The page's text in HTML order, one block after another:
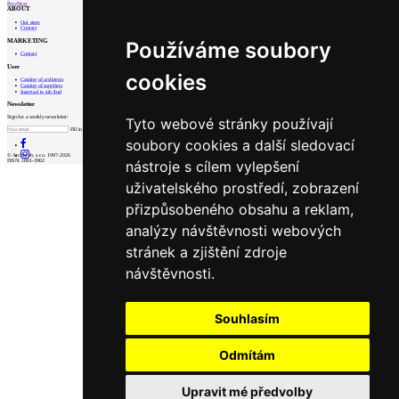
Používáme soubory
cookies
Tyto webové stránky používají
soubory cookies a další sledovací
nástroje s cílem vylepšení
uživatelského prostředí, zobrazení
přizpůsobeného obsahu a reklam,
analýzy návštěvnosti webových
stránek a zjištění zdroje
návštěvnosti.
Souhlasím
Odmítám
Upravit mé předvolby
PrevNext
ABOUT
Our store
Contact
MARKETING
Contact
User
Catalog of architects
Catalog of suppliers
Insert ad to job find
Newsletter
Sign for a weekly newsletter:
Fill in „nospam“
© Archiweb, s.r.o. 1997-2026
ISSN: 1801-3902